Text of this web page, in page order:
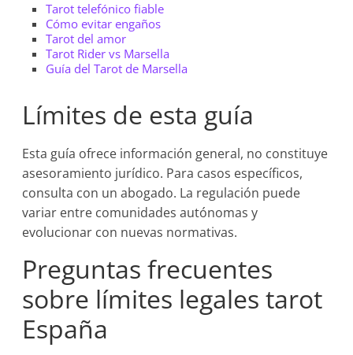
Tarot telefónico fiable
Cómo evitar engaños
Tarot del amor
Tarot Rider vs Marsella
Guía del Tarot de Marsella
Límites de esta guía
Esta guía ofrece información general, no constituye
asesoramiento jurídico. Para casos específicos,
consulta con un abogado. La regulación puede
variar entre comunidades autónomas y
evolucionar con nuevas normativas.
Preguntas frecuentes
sobre límites legales tarot
España